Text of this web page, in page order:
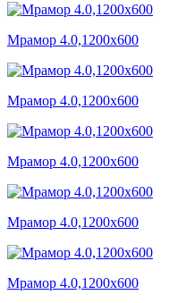
Мрамор 4.0,1200x600
Мрамор 4.0,1200x600
Мрамор 4.0,1200x600
Мрамор 4.0,1200x600
Мрамор 4.0,1200x600